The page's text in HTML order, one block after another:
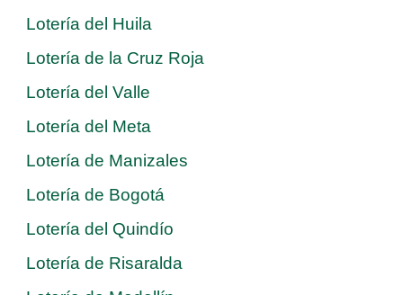
Lotería del Huila
Lotería de la Cruz Roja
Lotería del Valle
Lotería del Meta
Lotería de Manizales
Lotería de Bogotá
Lotería del Quindío
Lotería de Risaralda